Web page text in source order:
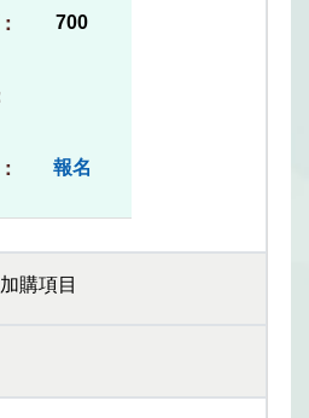
700
報名
加購項目